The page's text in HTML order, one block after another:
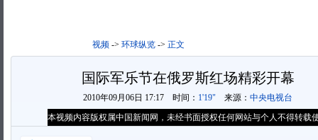
视频 -> 环球纵览 -> 正文
国际军乐节在俄罗斯红场精彩开幕
2010年09月06日 17:17 时间： 1'19" 来源： 中央电视台
本视频内容版权属中国新闻网，未经书面授权任何网站与个人不得转载